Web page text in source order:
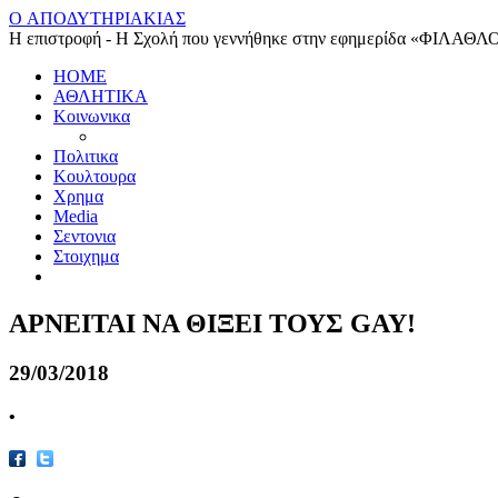
O ΑΠΟΔΥΤΗΡΙΑΚΙΑΣ
Η επιστροφή - Η Σχολή που γεννήθηκε στην εφημερίδα
HOME
ΑΘΛΗΤΙΚΑ
Κοινωνικα
Πολιτικα
Κουλτουρα
Χρημα
Media
Σεντονια
Στοιχημα
ΑΡΝΕΙΤΑΙ ΝΑ ΘΙΞΕΙ ΤΟΥΣ GAY!
29/03/2018
•